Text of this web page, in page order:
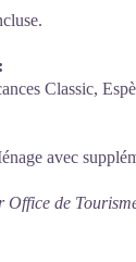
Classic,
avec
Office de